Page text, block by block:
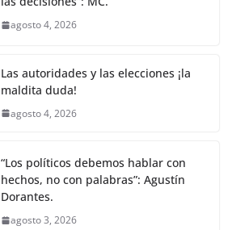
agosto 4, 2026
Las autoridades y las elecciones ¡la
maldita duda!
agosto 4, 2026
“Los políticos debemos hablar con
hechos, no con palabras”: Agustín
Dorantes.
agosto 3, 2026